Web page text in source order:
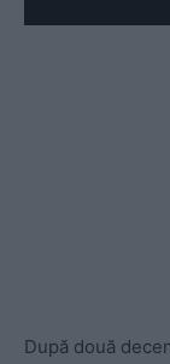
După două